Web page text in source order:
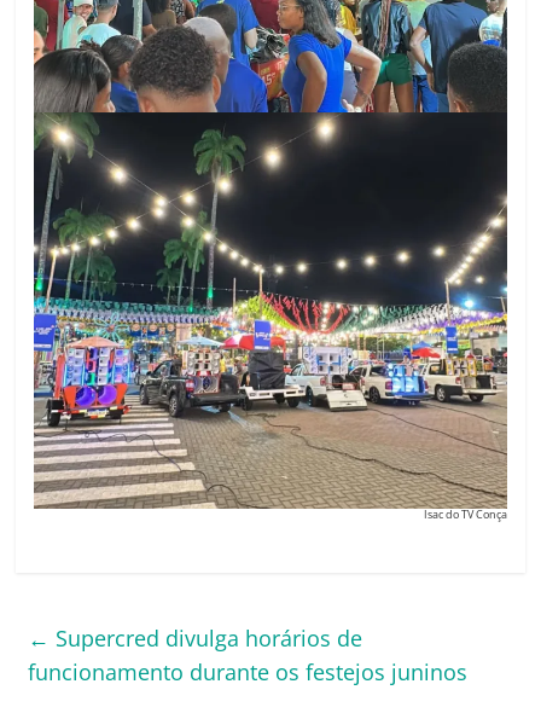
Isac do TV Conça
← Supercred divulga horários de
funcionamento durante os festejos juninos